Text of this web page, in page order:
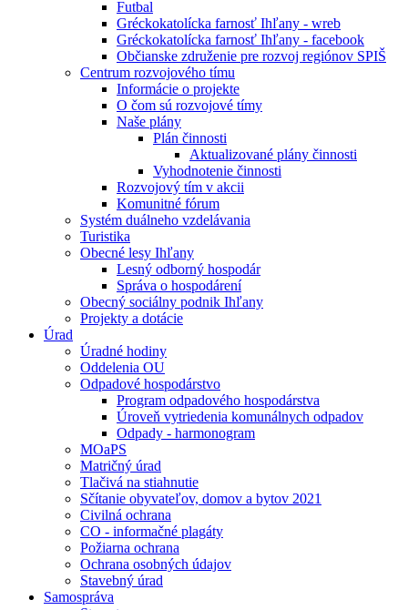
Futbal
Gréckokatolícka farnosť Ihľany - wreb
Gréckokatolícka farnosť Ihľany - facebook
Občianske združenie pre rozvoj regiónov SPIŠ
Centrum rozvojového tímu
Informácie o projekte
O čom sú rozvojové tímy
Naše plány
Plán činnosti
Aktualizované plány činnosti
Vyhodnotenie činnosti
Rozvojový tím v akcii
Komunitné fórum
Systém duálneho vzdelávania
Turistika
Obecné lesy Ihľany
Lesný odborný hospodár
Správa o hospodárení
Obecný sociálny podnik Ihľany
Projekty a dotácie
Úrad
Úradné hodiny
Oddelenia OU
Odpadové hospodárstvo
Program odpadového hospodárstva
Úroveň vytriedenia komunálnych odpadov
Odpady - harmonogram
MOaPS
Matričný úrad
Tlačivá na stiahnutie
Sčítanie obyvateľov, domov a bytov 2021
Civilná ochrana
CO - informačné plagáty
Požiarna ochrana
Ochrana osobných údajov
Stavebný úrad
Samospráva